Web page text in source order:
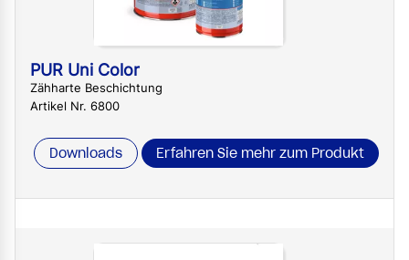
PUR Uni Color
Zähharte Beschichtung
Artikel Nr. 6800
Downloads Erfahren Sie mehr zum Produkt